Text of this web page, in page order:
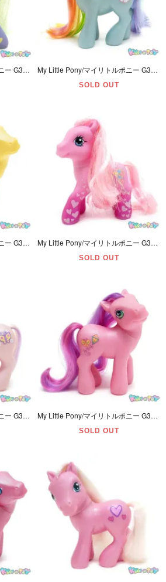
My Little Pony/マイリトルポニー G3・Rainbow Swirl/レインボースワール ・パープル・シャーベットサンデー・2002年 My Little Pony/マイリトルポニー G3・RainbowDash/レインボーダッシュ・ブルー・虹と雲・2002年
SOLD OUT
My Little Pony/マイリトルポニー G3・Merriweather/メリーウェザー・イエロー・雨と傘・2002年 My Little Pony/マイリトルポニー G3・Pinkie Pie/ピンキーパイ・Valentine's Day/バレンタイン・ピンク・バルーン・2007年
SOLD OUT
My Little Pony/マイリトルポニー G3・Fluttershy/フラッターシャイ・パステルピンクパープル・バタフライ/蝶々・2002年 My Little Pony/マイリトルポニー G3・Skywishes/スカイウィッシィーズ・ピンク・バタフライ＆カイト・2002年
SOLD OUT